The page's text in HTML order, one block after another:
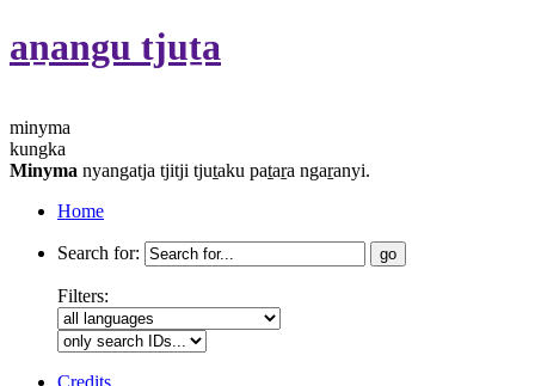
aṉangu tjuṯa
minyma
kungka
Minyma nyangatja tjitji tjuṯaku paṯaṟa ngaṟanyi.
Home
Search for:
Filters:
Credits